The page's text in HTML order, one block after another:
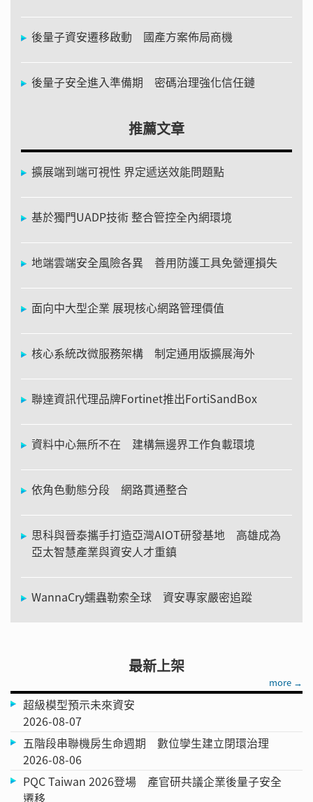
後量子資安遷移啟動 國產方案佈局商機
後量子安全進入準備期 密碼治理強化信任鏈
推薦文章
擴展端到端可視性 界定遞送效能問題點
基於獨門UADP技術 整合管控全內網環境
地端雲端安全風險各異 善用防護工具免營運損失
面向中大型企業 展現核心網路管理價值
核心系統改微服務架構 制定通用版擴展海外
聯達資訊代理品牌Fortinet推出FortiSandBox
資料中心無所不在 建構無邊界工作負載環境
依角色動態分段 網路貫通整合
思科與晉泰攜手打造亞灣AIOT研發基地 高雄成為
亞太智慧產業與資安人才重鎮
WannaCry蠕蟲勒索全球 資安專家嚴密追蹤
最新上架
more →
超級模型預示未來資安
2026-08-07
五階段串聯機房生命週期 數位孿生建立閉環治理
2026-08-06
PQC Taiwan 2026登場 產官研共議企業後量子安全
遷移